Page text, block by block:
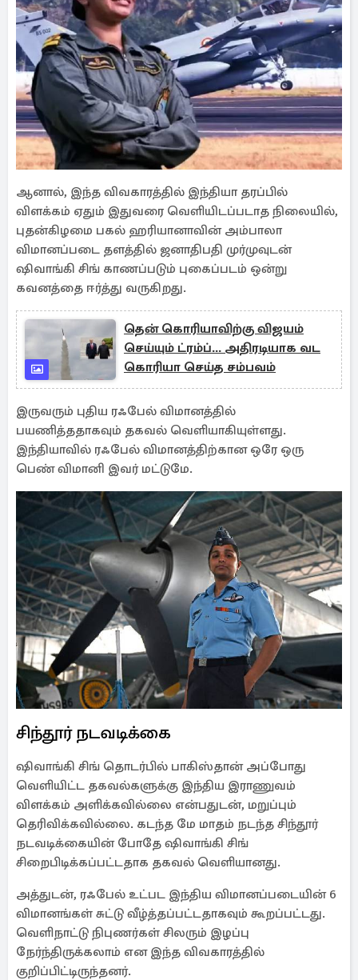
ஆனால், இந்த விவகாரத்தில் இந்தியா தரப்பில்
விளக்கம் ஏதும் இதுவரை வெளியிடப்படாத நிலையில்,
புதன்கிழமை பகல் ஹரியானாவின் அம்பாலா
விமானப்படை தளத்தில் ஜனாதிபதி முர்முவுடன்
ஷிவாங்கி சிங் காணப்படும் புகைப்படம் ஒன்று
கவனத்தை ஈர்த்து வருகிறது.
தென் கொரியாவிற்கு விஜயம்
செய்யும் ட்ரம்ப்... அதிரடியாக வட
கொரியா செய்த சம்பவம்
இருவரும் புதிய ரஃபேல் விமானத்தில்
பயணித்ததாகவும் தகவல் வெளியாகியுள்ளது.
இந்தியாவில் ரஃபேல் விமானத்திற்கான ஒரே ஒரு
பெண் விமானி இவர் மட்டுமே.
சிந்தூர் நடவடிக்கை
ஷிவாங்கி சிங் தொடர்பில் பாகிஸ்தான் அப்போது
வெளியிட்ட தகவல்களுக்கு இந்திய இராணுவம்
விளக்கம் அளிக்கவில்லை என்பதுடன், மறுப்பும்
தெரிவிக்கவில்லை. கடந்த மே மாதம் நடந்த சிந்தூர்
நடவடிக்கையின் போதே ஷிவாங்கி சிங்
சிறைபிடிக்கப்பட்டதாக தகவல் வெளியானது.
அத்துடன், ரஃபேல் உட்பட இந்திய விமானப்படையின் 6
விமானங்கள் சுட்டு வீழ்த்தப்பட்டதாகவும் கூறப்பட்டது.
வெளிநாட்டு நிபுணர்கள் சிலரும் இழப்பு
நேர்ந்திருக்கலாம் என இந்த விவகாரத்தில்
குறிப்பிட்டிருந்தனர்.